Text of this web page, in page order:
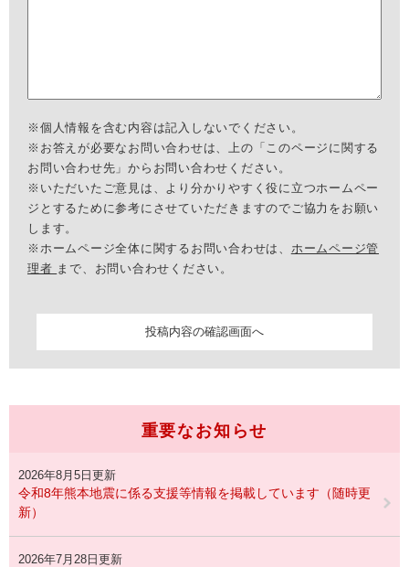
※個人情報を含む内容は記入しないでください。
※お答えが必要なお問い合わせは、上の「このページに関する
お問い合わせ先」からお問い合わせください。
※いただいたご意見は、より分かりやすく役に立つホームペー
ジとするために参考にさせていただきますのでご協力をお願い
します。
※ホームページ全体に関するお問い合わせは、 ホームページ管
理者 まで、お問い合わせください。
重要なお知らせ
2026年8月5日更新
令和8年熊本地震に係る支援等情報を掲載しています（随時更
新）
2026年7月28日更新